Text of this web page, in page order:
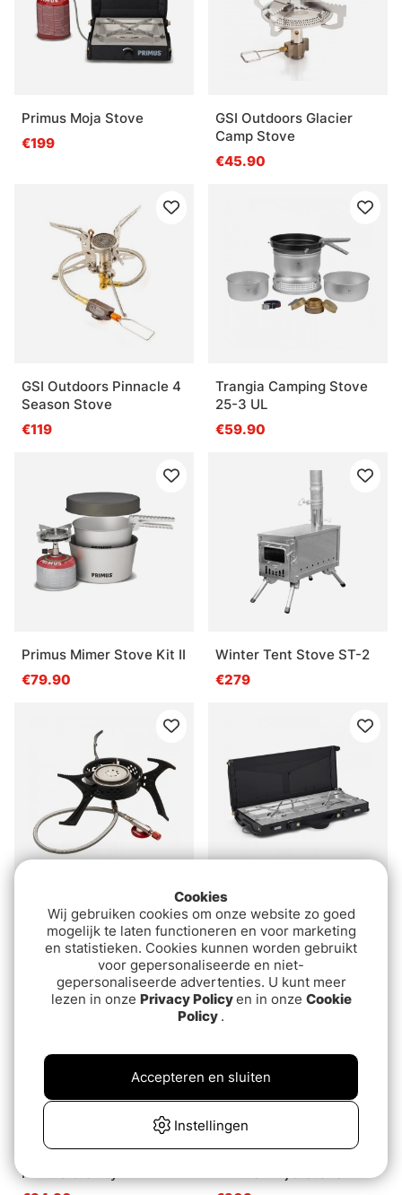
Primus Moja Stove
€199
GSI Outdoors Glacier
Camp Stove
€45.90
GSI Outdoors Pinnacle 4
Season Stove
€119
Trangia Camping Stove
25-3 UL
€59.90
Primus Mimer Stove Kit II
€79.90
Winter Tent Stove ST-2
€279
Prologic Blackfire Inspire
Gas Stove
€74.90
Primus Alika Stove
€309
Primus Gravity IV
Cookies
Wij gebruiken cookies om onze website zo goed
mogelijk te laten functioneren en voor marketing
en statistieken. Cookies kunnen worden gebruikt
voor gepersonaliseerde en niet-
gepersonaliseerde advertenties. U kunt meer
lezen in onze Privacy Policyen in onze Cookie
Policy .
Instellingen
Accepteren en sluiten